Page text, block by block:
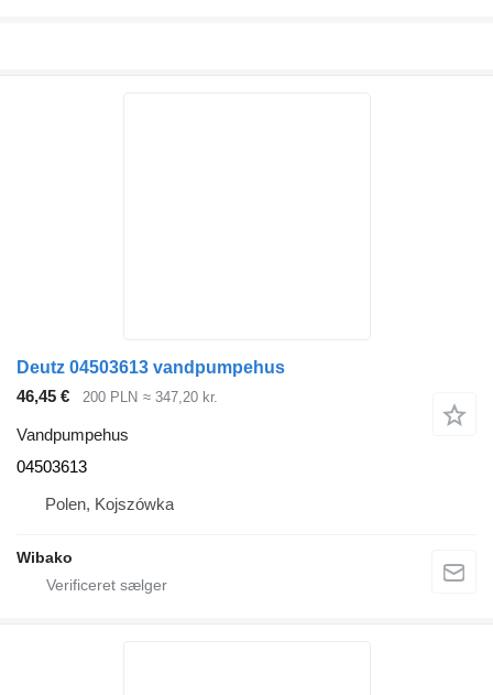
Deutz 04503613 vandpumpehus
46,45 €
200 PLN ≈ 347,20 kr.
Vandpumpehus
04503613
Polen, Kojszówka
Wibako